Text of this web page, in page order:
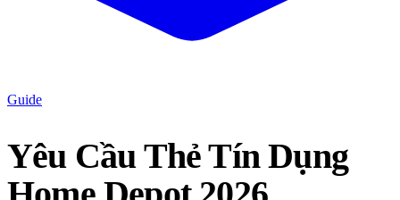
Guide
Yêu Cầu Thẻ Tín Dụng